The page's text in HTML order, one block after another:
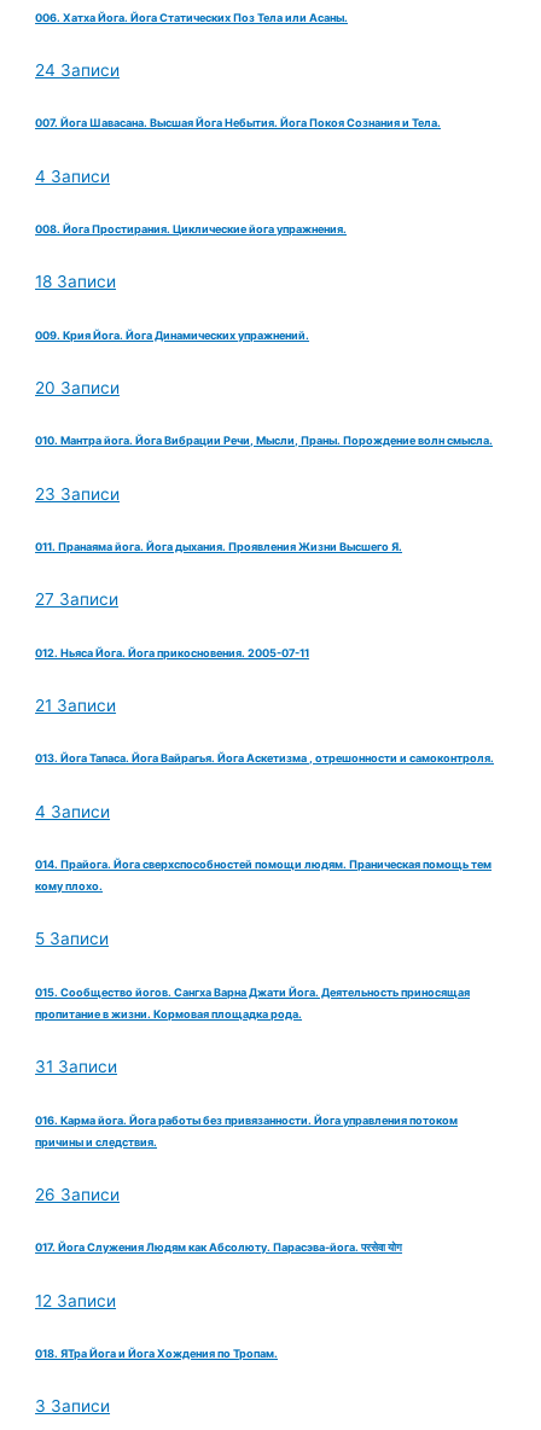
006. Хатха Йога. Йога Статических Поз Тела или Асаны.
24 Записи
007. Йога Шавасана. Высшая Йога Небытия. Йога Покоя Сознания и Тела.
4 Записи
008. Йога Простирания. Циклические йога упражнения.
18 Записи
009. Крия Йога. Йога Динамических упражнений.
20 Записи
010. Мантра йога. Йога Вибрации Речи, Мысли, Праны. Порождение волн смысла.
23 Записи
011. Пранаяма йога. Йога дыхания. Проявления Жизни Высшего Я.
27 Записи
012. Ньяса Йога. Йога прикосновения. 2005-07-11
21 Записи
013. Йога Тапаса. Йога Вайрагья. Йога Аскетизма , отрешонности и самоконтроля.
4 Записи
014. Прайога. Йога сверхспособностей помощи людям. Праническая помощь тем
кому плохо.
5 Записи
015. Сообщество йогов. Сангха Варна Джати Йога. Деятельность приносящая
пропитание в жизни. Кормовая площадка рода.
31 Записи
016. Карма йога. Йога работы без привязанности. Йога управления потоком
причины и следствия.
26 Записи
017. Йога Служения Людям как Абсолюту. Парасэва-йога. परसेवा योग
12 Записи
018. ЯТра Йога и Йога Хождения по Тропам.
3 Записи